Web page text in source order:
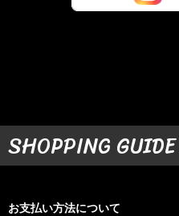
SHOPPING GUIDE
お支払い方法について